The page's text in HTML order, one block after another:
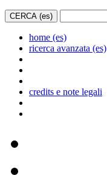
home (es)
ricerca avanzata (es)
credits e note legali